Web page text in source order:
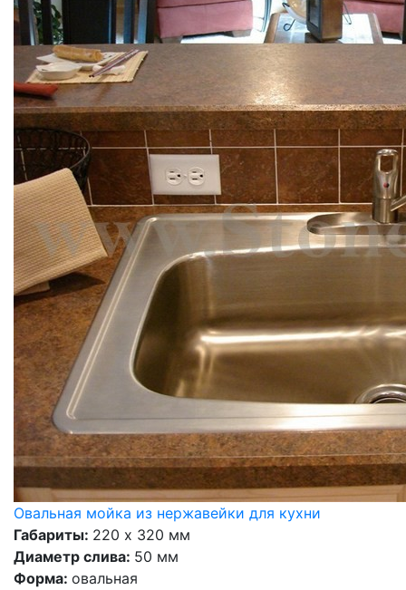
Овальная мойка из нержавейки для кухни
Габариты: 220 х 320 мм
Диаметр слива: 50 мм
Форма: овальная